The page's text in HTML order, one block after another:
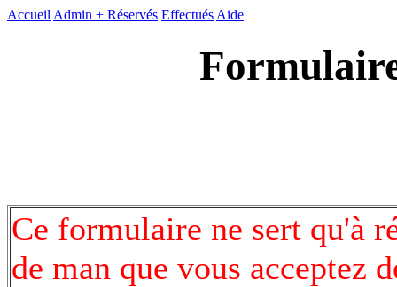
Accueil Admin + Réservés Effectués Aide
Ce formulaire ne sert qu'à
de man que vous acceptez